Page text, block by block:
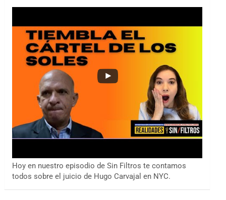
Hoy en nuestro episodio de Sin Filtros te contamos
todos sobre el juicio de Hugo Carvajal en NYC.